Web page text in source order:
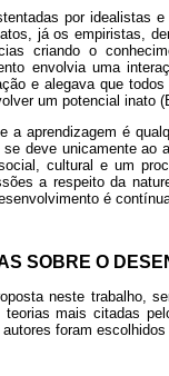
por idealistas
já os empiristas,
criando o
envolvia uma
e alegava que
um potencial inato
a aprendizagem é
deve unicamente ao
cultural e um
a respeito da
é
SOBRE O
neste trabalho,
teorias mais citadas
foram